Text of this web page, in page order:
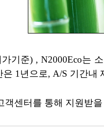
기준) , N2000Eco는
1년으로, A/S 기간
센터를 통해 지원받